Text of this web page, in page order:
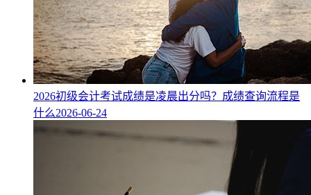
2026初级会计考试成绩是凌晨出分吗？成绩查询流程是
什么2026-06-24